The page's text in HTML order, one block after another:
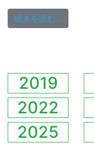
続きを読む…
2019
2022
2025